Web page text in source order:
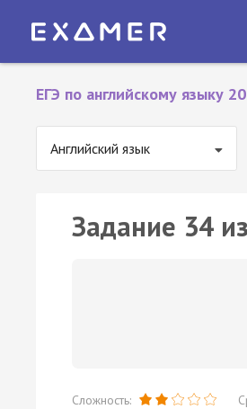
ЕГЭ по английскому языку
Английский язык
Задание 34
Сложность: